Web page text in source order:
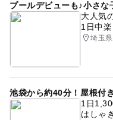
プールデビューも♪小さ
大人気
1日中
埼玉
池袋から約40分！屋根付
1日
はしゃ